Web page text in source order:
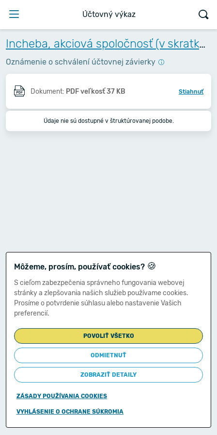
Účtovný výkaz
Incheba, akciová spoločnosť (v skratke Incheba, a.s.)
Oznámenie o schválení účtovnej závierky
Dokument: PDF veľkosť 37 KB Stiahnuť
Údaje nie sú dostupné v štruktúrovanej podobe.
Môžeme, prosím, používať cookies? 🍪
S cieľom zabezpečenia správneho fungovania webovej
stránky a zlepšovania našich služieb používame cookies.
Prosíme o potvrdenie súhlasu alebo nastavenie Vašich
preferencií.
POVOLIŤ VŠETKO
ODMIETNUŤ
ZOBRAZIŤ DETAILY
ZÁSADY POUŽÍVANIA COOKIES
VYHLÁSENIE O OCHRANE SÚKROMIA
Copyright © 2011-2026